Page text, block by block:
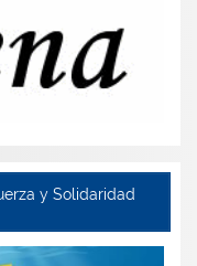
y Solidaridad